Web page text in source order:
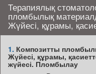
Терапиялық
пломбылық
Жүйесі, құрамы,
1. Композитты
Жүйесі, құрамы,
жүйесі. Пломбылау